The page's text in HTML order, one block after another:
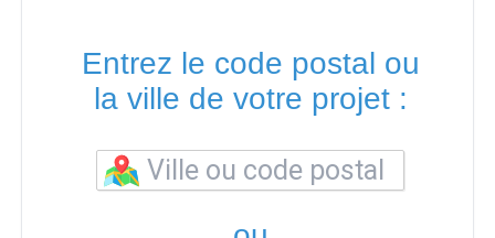
Entrez le code postal ou
la ville de votre projet :